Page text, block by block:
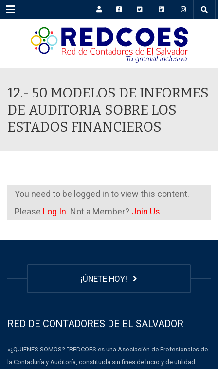
Menu
12.- 50 MODELOS DE INFORMES
DE AUDITORIA SOBRE LOS
ESTADOS FINANCIEROS
You need to be logged in to view this content.
Please Log In. Not a Member? Join Us
¡ÚNETE HOY!
RED DE CONTADORES DE EL SALVADOR
«¿QUIENES SOMOS? “REDCOES es una Asociación de Profesionales de
la Contaduría y Auditoría, constituida sin fines de lucro y de utilidad